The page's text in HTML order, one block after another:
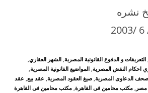
نشره
, التعريفات و الدفوع القانونية المصرية, الشهر العقاري,
احكام النقض المصرية, المواضيع القانونية المصرية,
صحف الدعاوى المصرية, صيغ العقود المصرية, عقد بيع, عقد
مصر , مكتب محامين فى القاهرة, مكتب محامين فى القاهرة